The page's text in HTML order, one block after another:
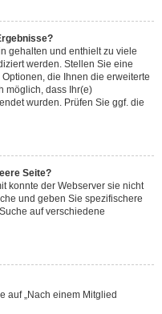
gehalten und enthielt zu viele
werden. Stellen Sie eine
die Ihnen die erweiterte
möglich, dass Ihr(e)
wurden. Prüfen Sie ggf. die
Seite?
konnte der Webserver sie nicht
und geben Sie spezifischere
auf verschiedene
auf „Nach einem Mitglied